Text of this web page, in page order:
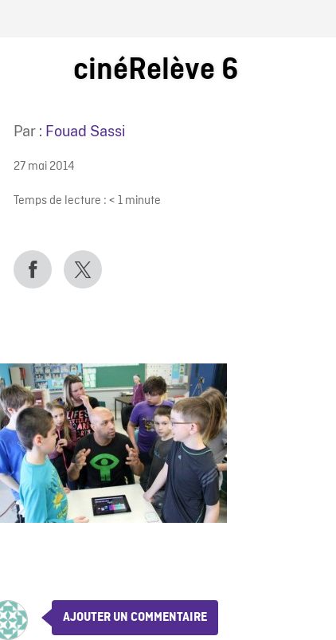
ONF
cinéRelève 6
Par : Fouad Sassi
27 mai 2014
Temps de lecture : < 1 minute
AJOUTER UN COMMENTAIRE